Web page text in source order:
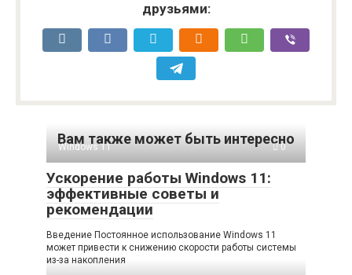
друзьями:
Вам также может быть интересно
Windows 11 0
Ускорение работы Windows 11:
эффективные советы и
рекомендации
Введение Постоянное использование Windows 11
может привести к снижению скорости работы системы
из-за накопления